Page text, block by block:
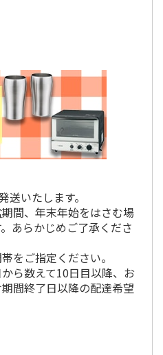
いたします。
間、年末年始をはさむ場
あらかじめご了承くださ
をご指定ください。
ら数えて10日目以降、お
間終了日以降の配達希望